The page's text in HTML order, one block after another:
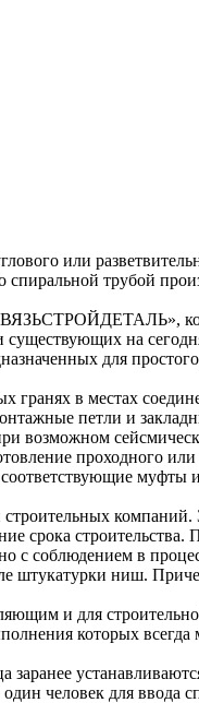
или
со спиральной трубой
существующих на
для
в местах
петли и
возможном
проходного или
муфты
компаний.
срока строительства.
с соблюдением в
штукатурки ниш.
и для
которых
человек для ввода